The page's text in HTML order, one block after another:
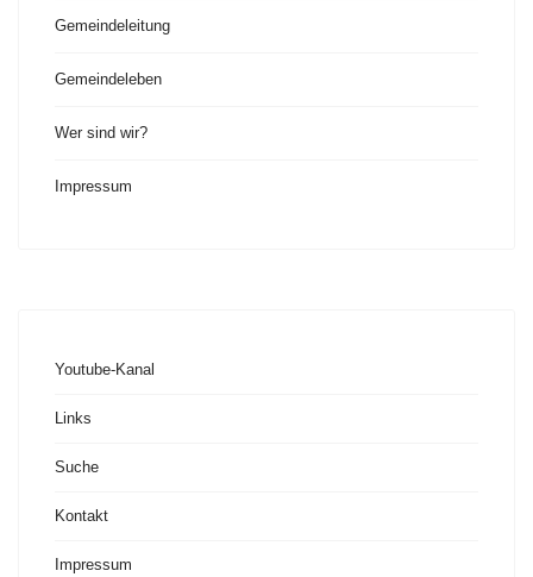
Gemeindeleitung
Gemeindeleben
Wer sind wir?
Impressum
Youtube-Kanal
Links
Suche
Kontakt
Impressum